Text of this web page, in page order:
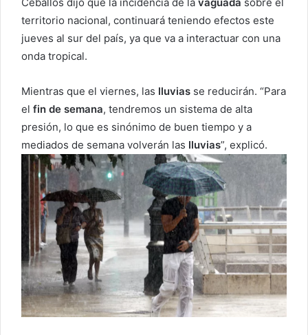
territorio nacional, continuará teniendo efectos este
jueves al sur del país, ya que va a interactuar con una
onda tropical.
Mientras que el viernes, las lluvias se reducirán. “Para
el fin de semana, tendremos un sistema de alta
presión, lo que es sinónimo de buen tiempo y a
mediados de semana volverán las lluvias”, explicó.